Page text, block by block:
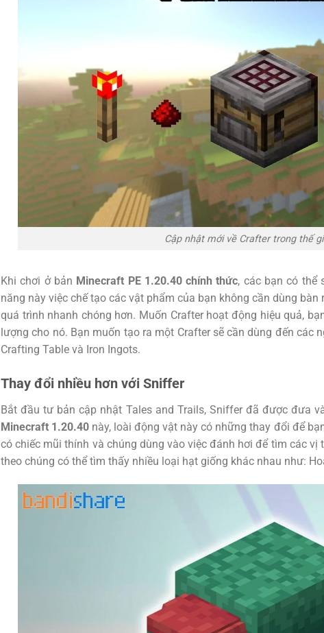
Cập nhật mới về Crafter trong thế
Khi chơi ở bản Minecraft PE 1.20.40 chính thức, các bạn có thể
năng này việc chế tạo các vật phẩm của bạn không cần dùng
quá trình nhanh chóng hơn. Muốn Crafter hoạt động hiệu quả,
lượng cho nó. Bạn muốn tạo ra một Crafter sẽ cần dùng đến các
Crafting Table và Iron Ingots.
Thay đổi nhiều hơn với Sniffer
Bắt đầu tư bản cập nhật Tales and Trails, Sniffer đã được đưa
Minecraft 1.20.40 này, loài động vật này có những thay đổi để
có chiếc mũi thính và chúng dùng vào việc đánh hơi để tìm các
theo chúng có thể tìm thấy nhiều loại hạt giống khác nhau như: